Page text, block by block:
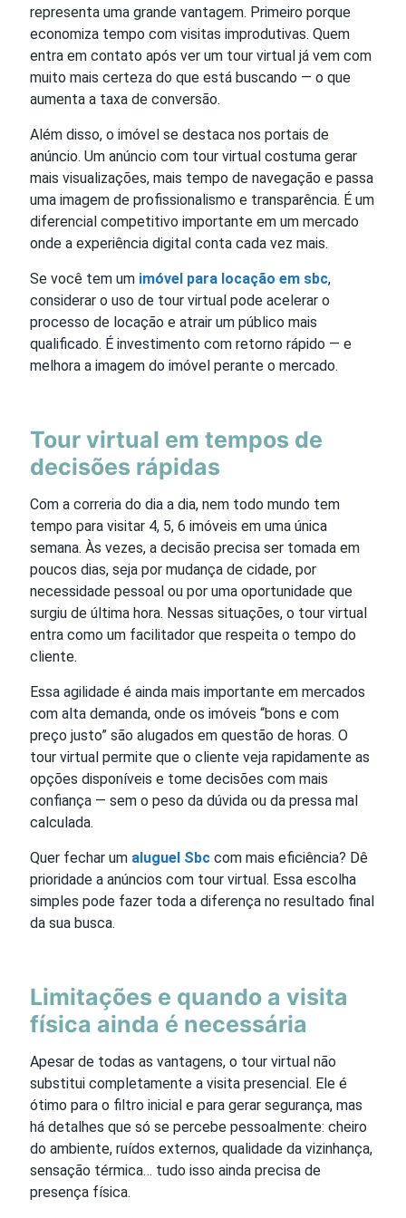
representa uma grande vantagem. Primeiro porque
economiza tempo com visitas improdutivas. Quem
entra em contato após ver um tour virtual já vem com
muito mais certeza do que está buscando — o que
aumenta a taxa de conversão.
Além disso, o imóvel se destaca nos portais de
anúncio. Um anúncio com tour virtual costuma gerar
mais visualizações, mais tempo de navegação e passa
uma imagem de profissionalismo e transparência. É um
diferencial competitivo importante em um mercado
onde a experiência digital conta cada vez mais.
Se você tem um imóvel para locação em sbc,
considerar o uso de tour virtual pode acelerar o
processo de locação e atrair um público mais
qualificado. É investimento com retorno rápido — e
melhora a imagem do imóvel perante o mercado.
Tour virtual em tempos de
decisões rápidas
Com a correria do dia a dia, nem todo mundo tem
tempo para visitar 4, 5, 6 imóveis em uma única
semana. Às vezes, a decisão precisa ser tomada em
poucos dias, seja por mudança de cidade, por
necessidade pessoal ou por uma oportunidade que
surgiu de última hora. Nessas situações, o tour virtual
entra como um facilitador que respeita o tempo do
cliente.
Essa agilidade é ainda mais importante em mercados
com alta demanda, onde os imóveis “bons e com
preço justo” são alugados em questão de horas. O
tour virtual permite que o cliente veja rapidamente as
opções disponíveis e tome decisões com mais
confiança — sem o peso da dúvida ou da pressa mal
calculada.
Quer fechar um aluguel Sbc com mais eficiência? Dê
prioridade a anúncios com tour virtual. Essa escolha
simples pode fazer toda a diferença no resultado final
da sua busca.
Limitações e quando a visita
física ainda é necessária
Apesar de todas as vantagens, o tour virtual não
substitui completamente a visita presencial. Ele é
ótimo para o filtro inicial e para gerar segurança, mas
há detalhes que só se percebe pessoalmente: cheiro
do ambiente, ruídos externos, qualidade da vizinhança,
sensação térmica… tudo isso ainda precisa de
presença física.